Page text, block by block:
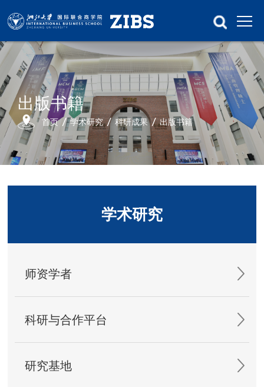
出版书籍
首页 学术研究 科研成果 出版书籍
学术研究
师资学者
科研与合作平台
研究基地